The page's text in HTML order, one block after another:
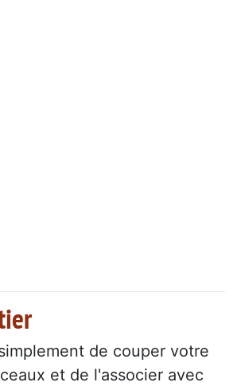
de couper votre
et de l'associer avec